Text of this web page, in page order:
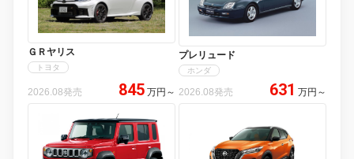
ＧＲヤリス
トヨタ
2026.08発売 845 万円 ～
プレリュード
ホンダ
2026.08発売 631 万円 ～